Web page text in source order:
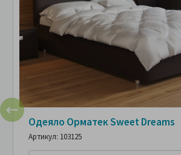
Одеяло Орматек Sweet Dreams
Артикул: 103125